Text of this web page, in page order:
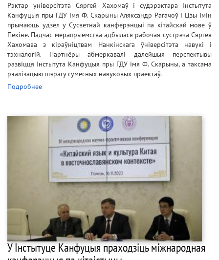
Рэктар універсітэта Сяргей Хахомаў і судэрэктара Інстытута
Канфуцыя пры ГДУ імя Ф. Скарыны Аляксандр Рагачоў і Цзы Імін
прымаюць удзел у Сусветнай канферэнцыі па кітайскай мове ў
Пекіне. Падчас мерапрыемства адбылася рабочая сустрэча Сяргея
Хахомава з кіраўніцтвам Нанкінскага ўніверсітэта навукі і
тэхналогій. Партнёры абмеркавалі далейшыя перспектывы
развіцця Інстытута Канфуцыя пры ГДУ імя Ф. Скарыны, а таксама
рэалізацыю шэрагу сумесных навуковых праектаў.
Подробнее
У Інстытуце Канфуцыя праходзіць міжнародная